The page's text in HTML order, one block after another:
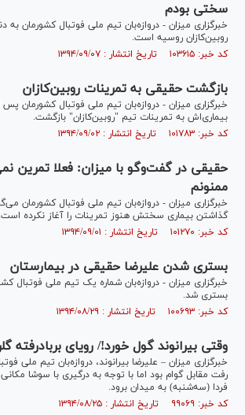
سختی بودم
خبرگزاری میزان - دروازه‌بان تیم ملی فوتبال کشورمان به
روبین‌کازان روسیه است.
کد خبر: ۱۰۳۶۱۵ تاریخ انتشار : ۱۳۹۴/۰۹/۰۷
بازگشت حقیقی به تمرینات روبین‌کازان
خبرگزاری میزان - دروازه‌بان تیم ملی فوتبال کشورمان
بیماری‌اش به تمرینات تیم "روبین‌کازان" بازگشت.
کد خبر: ۱۰۱۷۸۳ تاریخ انتشار : ۱۳۹۴/۰۹/۰۲
حقیقی در گفت‌وگو با میزان: فعلا تمرین
ممنونم
خبرگزاری میزان - دروازه‌بان تیم ملی فوتبال کشورمان
گذاشتن بیماری سختش هنوز تمرینات را آغاز نکرده است.
کد خبر: ۱۰۱۲۷۰ تاریخ انتشار : ۱۳۹۴/۰۹/۰۱
بستری شدن علیرضا حقیقی در بیمارستان
خبرگزاری میزان - دروازه‌بان شماره یک تیم ملی فوتبال
بستری شد.
کد خبر: ۱۰۰۶۹۳ تاریخ انتشار : ۱۳۹۴/۰۸/۲۹
وقتی بیرانوند گول خورد!/ رویای بربادرفته
خبرگزاری میزان – علیرضا بیرانوند، دروازه‌بان تیم ملی
رفت مقابل گوام بود اما با توجه به درگیری با سوشا
فردا (سه‌شنبه) به میدان برود.
کد خبر: ۹۹۰۶۹ تاریخ انتشار : ۱۳۹۴/۰۸/۲۵